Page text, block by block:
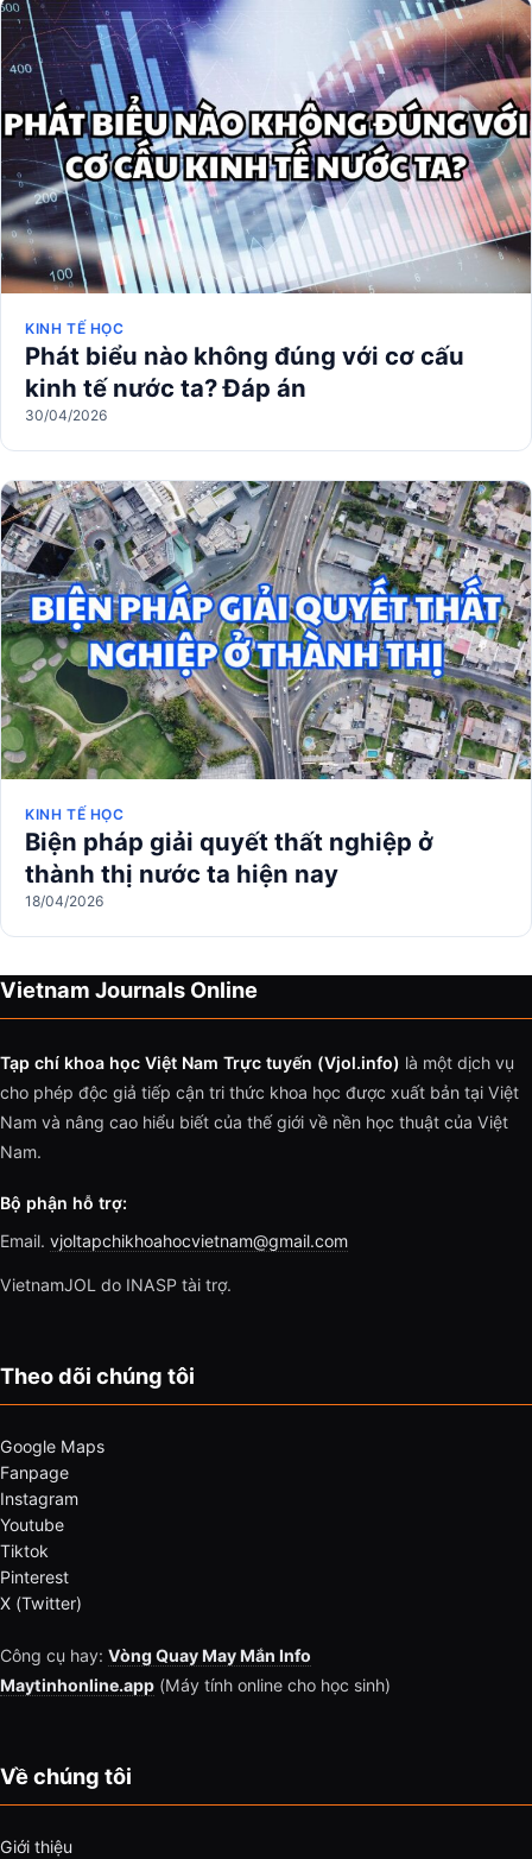
KINH TẾ HỌC
Phát biểu nào không đúng với cơ cấu
kinh tế nước ta? Đáp án
30/04/2026
KINH TẾ HỌC
Biện pháp giải quyết thất nghiệp ở
thành thị nước ta hiện nay
18/04/2026
Vietnam Journals Online
Tạp chí khoa học Việt Nam Trực tuyến (Vjol.info) là một dịch vụ
cho phép độc giả tiếp cận tri thức khoa học được xuất bản tại Việt
Nam và nâng cao hiểu biết của thế giới về nền học thuật của Việt
Nam.
Bộ phận hỗ trợ:
Email. vjoltapchikhoahocvietnam@gmail.com
VietnamJOL do INASP tài trợ.
Theo dõi chúng tôi
Google Maps
Fanpage
Instagram
Youtube
Tiktok
Pinterest
X (Twitter)
Công cụ hay: Vòng Quay May Mắn Info
Maytinhonline.app (Máy tính online cho học sinh)
Về chúng tôi
Giới thiệu